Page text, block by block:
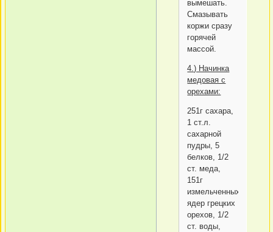
вымешать.
Смазывать
коржи сразу
горячей
массой.
4.) Начинка
медовая с
орехами:
251г сахара,
1 ст.л.
сахарной
пудры, 5
белков, 1/2
ст. меда,
151г
измельченных
ядер грецких
орехов, 1/2
ст. воды,